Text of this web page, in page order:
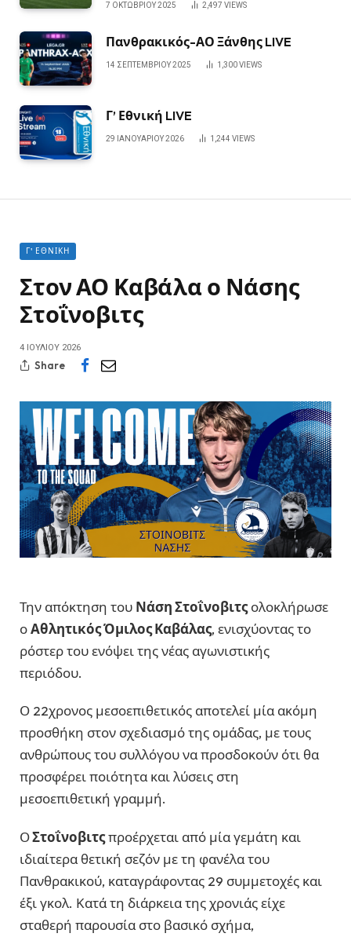
7 ΟΚΤΩΒΡΊΟΥ 2025 2,497 VIEWS
Πανθρακικός-ΑΟ Ξάνθης LIVE
14 ΣΕΠΤΕΜΒΡΊΟΥ 2025 1,300VIEWS
Γ’ Εθνική LIVE
29 ΙΑΝΟΥΑΡΊΟΥ 2026 1,244 VIEWS
Γ' ΕΘΝΙΚΉ
Στον ΑΟ Καβάλα ο Νάσης
Στοΐνοβιτς
4 ΙΟΥΛΊΟΥ 2026
Share
Την απόκτηση του Νάση Στοΐνοβιτςολοκλήρωσε
οΑθλητικός Όμιλος Καβάλας, ενισχύοντας το
ρόστερ του ενόψει της νέας αγωνιστικής
περιόδου.
Ο 22χρονος μεσοεπιθετικός αποτελεί μία ακόμη
προσθήκη στον σχεδιασμό της ομάδας, με τους
ανθρώπους του συλλόγου να προσδοκούν ότι θα
προσφέρει ποιότητα και λύσεις στη
μεσοεπιθετική γραμμή.
ΟΣτοΐνοβιτςπροέρχεται από μία γεμάτη και
ιδιαίτερα θετική σεζόν με τη φανέλα του
Πανθρακικού, καταγράφοντας 29 συμμετοχές και
έξι γκολ. Κατά τη διάρκεια της χρονιάς είχε
σταθερή παρουσία στο βασικό σχήμα,